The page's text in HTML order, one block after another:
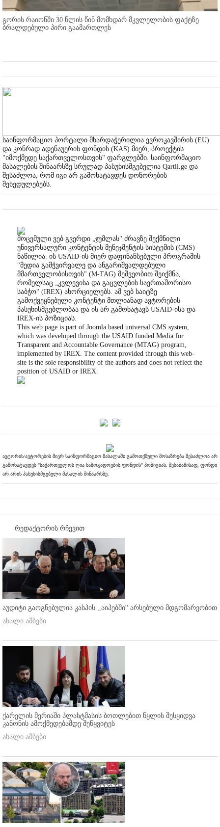
გორის რაიონში 30 წლის წინ მომხდარ მკვლელობის ფაქტზე
ბრალდებული პირი გაამართლეს
საინფორმაციო პორტალი მხარდაჭერილია ევროკავშირის (EU)
და კონრად ადენაუერის ფონდის (KAS) მიერ, პროექტის
"იმოქმედე საქართველოსთვის" ფარგლებში. საინფორმაციო
მასალების შინაარსზე სრულად პასუხისმგებელია Qartli.ge და
შესაძლოა, რომ იგი არ გამოხატავდეს დონორების
შეხედულებებს.
მოცემული ვებ გვერდი „ჯუმლას" ძრავზე შექმნილი
უნივერსალური კონტენტის მენეჯმენტის სისტემის (CMS)
ნაწილია. ის USAID-ის მიერ დაფინანსებული პროგრამის
"მედია გამჭვირვალე და ანგარიშვალდებული
მმართველობისთვის" (M-TAG) მეშვეობით შეიქმნა,
რომელსაც „კვლევისა და გაცვლების საერთაშორისო
საბჭო" (IREX) ახორციელებს. ამ ვებ საიტზე
გამოქვეყნებული კონტენტი მთლიანად ავტორების
პასუხისმგებლობაა და ის არ გამოხატავს USAID-ისა და
IREX-ის პოზიციას.
This web page is part of Joomla based universal CMS system,
which was developed through the USAID funded Media for
Transparent and Accountable Governance (MTAG) program,
implemented by IREX. The content provided through this web-
site is the sole responsibility of the authors and does not reflect the
position of USAID or IREX.
ავტორის/ავტორების მიერ საინფორმაციო მასალაში გამოთქმული მოსაზრება შესაძლოა არ
გამოხატავდეს "საქართველოს ღია საზოგადოების ფონდის" პოზიციას. შესაბამისად, ფონდი
არ არის პასუხისმგებელი მასალის შინაარსზე.
რედაქტორის რჩევით
აუდიტი გაოგნებულია კასპის ,,აიპებში'' არსებული მდგომარეობით
ახალი ამბები
ქარელის მერიაში პლასტმასის ბოთლებით წყლის შესყიდვა
კანონის ამოქმედებამდე შეწყვიტეს
ახალი ამბები